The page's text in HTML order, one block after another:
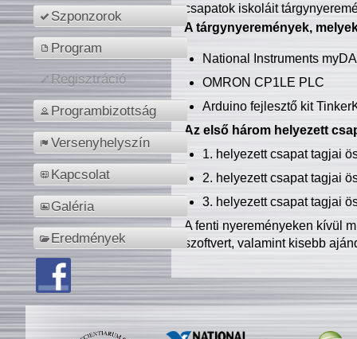
Szponzorok
Program
Regisztráció
Programbizottság
Versenyhelyszín
Kapcsolat
Galéria
Eredmények
csapatok iskoláit
A tárgynyeremények,
National Instruments
OMRON CP1LE PLC
Arduino fejlesztő kit
Az első három helyezett
1. helyezett csapat tagjai
2. helyezett csapat tagjai
3. helyezett csapat tagjai
A fenti nyereményeken kívül
szoftvert, valamint kisebb